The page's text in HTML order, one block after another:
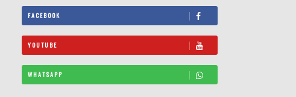
FACEBOOK
YOUTUBE
WHATSAPP